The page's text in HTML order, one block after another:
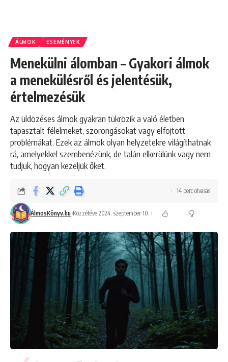
ÁLMOK ESEMÉNYEK
Menekülni álomban – Gyakori álmok
a menekülésről és jelentésük,
értelmezésük
Az üldözéses álmok gyakran tükrözik a való életben
tapasztalt félelmeket, szorongásokat vagy elfojtott
problémákat. Ezek az álmok olyan helyzetekre világíthatnak
rá, amelyekkel szembenézünk, de talán elkerülünk vagy nem
tudjuk, hogyan kezeljük őket.
ÁlmosKönyv.hu Közzétéve 2024. szeptember 10.
14 perc olvasás